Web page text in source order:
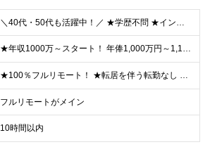
＼40代・50代も活躍中！／ ★学歴不問 ★インフラエンジニアの経験を5年以上お持ちの方 ≪こんな方にピッタリです！≫ ◎自身の市場価値を正当に評価してほしい ◎今より年収をアップさせたい ◎多彩な
★年収1000万～スタート！ 年俸1,000万円～1,162万8,000円（12分割） ※経験・スキルを考慮の上決定します ※上記金額には固定残業代（月30h分・158,400円～184,000円
★100％フルリモート！ ★転居を伴う転勤なし 本社またはプロジェクト先にて勤務いただきます！ ※プロジェクト先は一都三県及び23区内がメイン 【本社】 東京都新宿区神楽坂1-2 研究社英語センタ
フルリモートがメイン
10時間以内